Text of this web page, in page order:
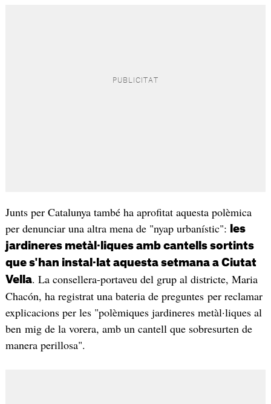
Junts per Catalunya també ha aprofitat aquesta polèmica
per denunciar una altra mena de "nyap urbanístic":
les
jardineres metàl·liques amb cantells sortints
que s'han instal·lat aquesta setmana a Ciutat
Vella. La consellera-portaveu del grup al districte, Maria
Chacón, ha registrat una bateria de preguntes per reclamar
explicacions per les "polèmiques jardineres metàl·liques al
ben mig de la vorera, amb un cantell que sobresurten de
manera perillosa".